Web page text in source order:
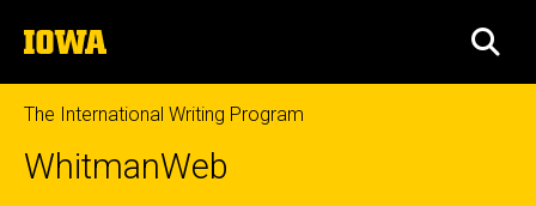
to
content
The
University
of
Iowa
The International Writing Program
WhitmanWeb